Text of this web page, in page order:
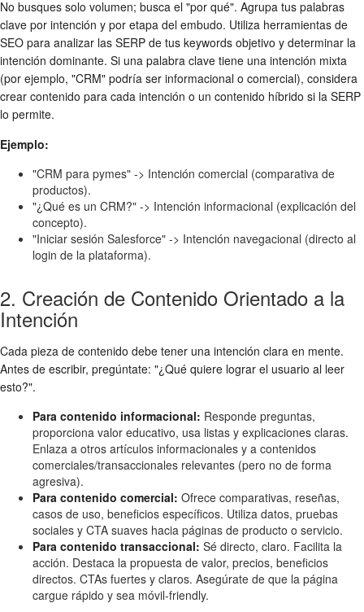
No busques solo volumen; busca el "por qué". Agrupa tus palabras
clave por intención y por etapa del embudo. Utiliza herramientas de
SEO para analizar las SERP de tus keywords objetivo y determinar la
intención dominante. Si una palabra clave tiene una intención mixta
(por ejemplo, "CRM" podría ser informacional o comercial), considera
crear contenido para cada intención o un contenido híbrido si la SERP
lo permite.
Ejemplo:
"CRM para pymes" -> Intención comercial (comparativa de
productos).
"¿Qué es un CRM?" -> Intención informacional (explicación del
concepto).
"Iniciar sesión Salesforce" -> Intención navegacional (directo al
login de la plataforma).
2. Creación de Contenido Orientado a la
Intención
Cada pieza de contenido debe tener una intención clara en mente.
Antes de escribir, pregúntate: "¿Qué quiere lograr el usuario al leer
esto?".
Para contenido informacional: Responde preguntas,
proporciona valor educativo, usa listas y explicaciones claras.
Enlaza a otros artículos informacionales y a contenidos
comerciales/transaccionales relevantes (pero no de forma
agresiva).
Para contenido comercial: Ofrece comparativas, reseñas,
casos de uso, beneficios específicos. Utiliza datos, pruebas
sociales y CTA suaves hacia páginas de producto o servicio.
Para contenido transaccional: Sé directo, claro. Facilita la
acción. Destaca la propuesta de valor, precios, beneficios
directos. CTAs fuertes y claros. Asegúrate de que la página
cargue rápido y sea móvil-friendly.